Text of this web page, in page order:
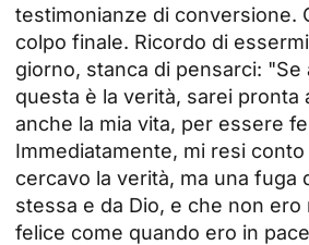
testimonianze di conversione.
colpo finale. Ricordo di
giorno, stanca di pensarci:
questa è la verità, sarei pronta
anche la mia vita, per essere
Immediatamente, mi resi
cercavo la verità, ma una fuga
stessa e da Dio, e che non ero
felice come quando ero in